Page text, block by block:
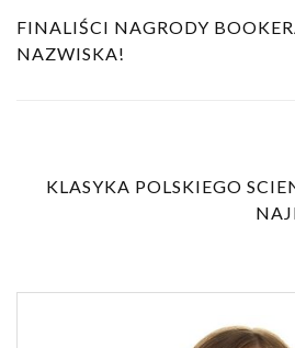
FINALIŚCI NAGRODY
NAZWISKA!
KLASYKA POLSKIEGO